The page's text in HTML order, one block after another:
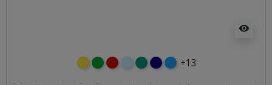
visibility
żółtyzielonyczerwony
błękitnyturkusowy
granatowy
niebieski
+13